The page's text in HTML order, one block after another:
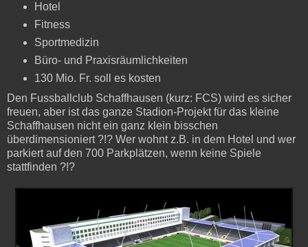
Hotel
Fitness
Sportmedizin
Büro- und Praxisräumlichkeiten
130 Mio. Fr. soll es kosten
Den Fussballclub Schaffhausen (kurz: FCS) wird es sicher
freuen, aber ist das ganze Stadion-Projekt für das kleine
Schaffhausen nicht ein ganz klein bisschen
überdimensioniert ?!? Wer wohnt z.B. in dem Hotel und wer
parkiert auf den 700 Parkplätzen, wenn keine Spiele
stattfinden ?!?